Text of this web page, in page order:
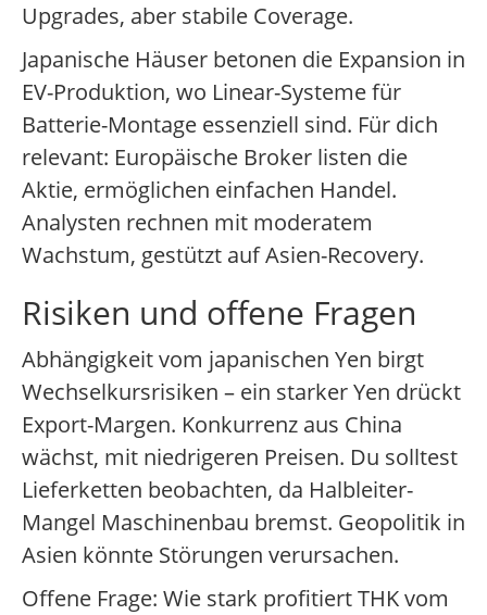
Upgrades, aber stabile Coverage.
Japanische Häuser betonen die Expansion in
EV-Produktion, wo Linear-Systeme für
Batterie-Montage essenziell sind. Für dich
relevant: Europäische Broker listen die
Aktie, ermöglichen einfachen Handel.
Analysten rechnen mit moderatem
Wachstum, gestützt auf Asien-Recovery.
Risiken und offene Fragen
Abhängigkeit vom japanischen Yen birgt
Wechselkursrisiken – ein starker Yen drückt
Export-Margen. Konkurrenz aus China
wächst, mit niedrigeren Preisen. Du solltest
Lieferketten beobachten, da Halbleiter-
Mangel Maschinenbau bremst. Geopolitik in
Asien könnte Störungen verursachen.
Offene Frage: Wie stark profitiert THK vom